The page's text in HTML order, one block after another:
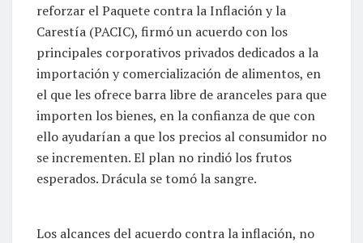
reforzar el Paquete contra la Inflación y la
Carestía (PACIC), firmó un acuerdo con los
principales corporativos privados dedicados a la
importación y comercialización de alimentos, en
el que les ofrece barra libre de aranceles para que
importen los bienes, en la confianza de que con
ello ayudarían a que los precios al consumidor no
se incrementen. El plan no rindió los frutos
esperados. Drácula se tomó la sangre.
Los alcances del acuerdo contra la inflación, no